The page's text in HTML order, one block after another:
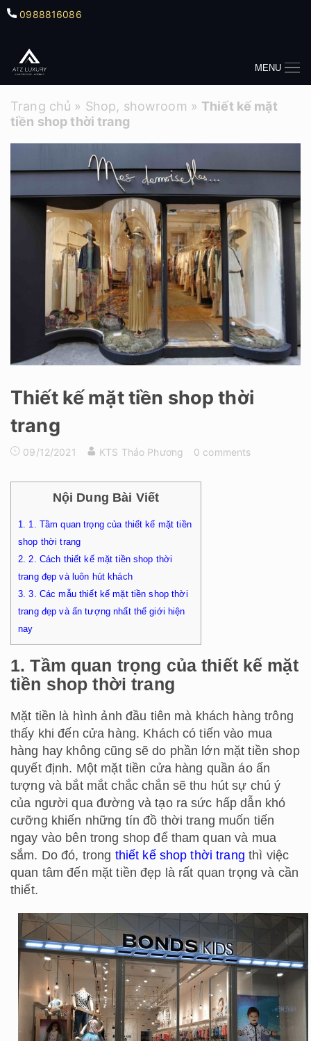
0988816086
MENU
Trang chủ » Shop, showroom » Thiết kế mặt
tiền shop thời trang
Thiết kế mặt tiền shop thời
trang
09/12/2021 KTS Thảo Phương 0 comments
Nội Dung Bài Viết
1.
1. Tầm quan trọng của thiết kế mặt tiền
shop thời trang
2. 2. Cách thiết kế mặt tiền shop thời
trang đẹp và luôn hút khách
3. 3. Các mẫu thiết kế mặt tiền shop thời
trang đẹp và ấn tượng nhất thế giới hiện
nay
1. Tầm quan trọng của thiết kế mặt
tiền shop thời trang
Mặt tiền là hình ảnh đầu tiên mà khách hàng trông
thấy khi đến cửa hàng. Khách có tiến vào mua
hàng hay không cũng sẽ do phần lớn mặt tiền shop
quyết định. Một mặt tiền cửa hàng quần áo ấn
tượng và bắt mắt chắc chắn sẽ thu hút sự chú ý
của người qua đường và tạo ra sức hấp dẫn khó
cưỡng khiến những tín đồ thời trang muốn tiến
ngay vào bên trong shop để tham quan và mua
sắm. Do đó, trong thiết kế shop thời trang thì việc
quan tâm đến mặt tiền đẹp là rất quan trọng và cần
thiết.